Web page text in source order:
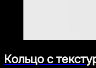
Кольцо с